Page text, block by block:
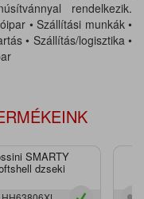
rendelkezik.
• Szállítási munkák •
• Szállítás/logisztika •
SMARTY
dzseki